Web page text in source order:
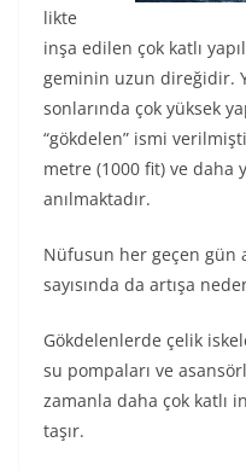
likte
inşa edilen çok katlı
geminin uzun direğidir.
sonlarında çok yüksek
“gökdelen” ismi
metre (1000 fit) ve daha
anılmaktadır.
Nüfusun her geçen gün
sayısında da artışa
Gökdelenlerde çelik
su pompaları ve
zamanla daha çok katlı
taşır.